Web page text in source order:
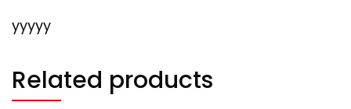
yyyyy
Related products